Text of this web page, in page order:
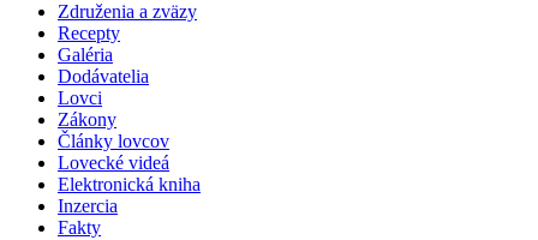
Združenia a zväzy
Recepty
Galéria
Dodávatelia
Lovci
Zákony
Články lovcov
Lovecké videá
Elektronická kniha
Inzercia
Fakty